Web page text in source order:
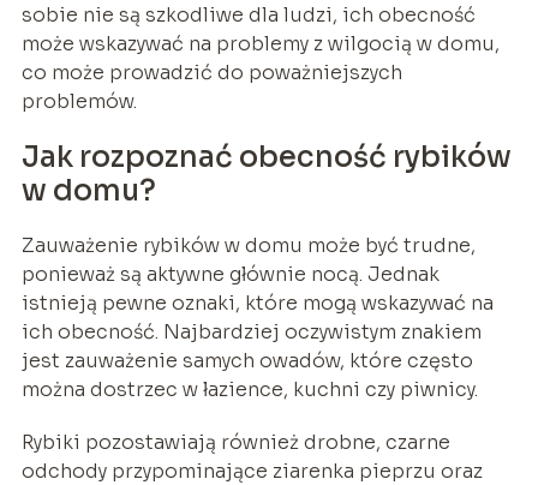
sobie nie są szkodliwe dla ludzi, ich obecność
może wskazywać na problemy z wilgocią w domu,
co może prowadzić do poważniejszych
problemów.
Jak rozpoznać obecność rybików
w domu?
Zauważenie rybików w domu może być trudne,
ponieważ są aktywne głównie nocą. Jednak
istnieją pewne oznaki, które mogą wskazywać na
ich obecność. Najbardziej oczywistym znakiem
jest zauważenie samych owadów, które często
można dostrzec w łazience, kuchni czy piwnicy.
Rybiki pozostawiają również drobne, czarne
odchody przypominające ziarenka pieprzu oraz